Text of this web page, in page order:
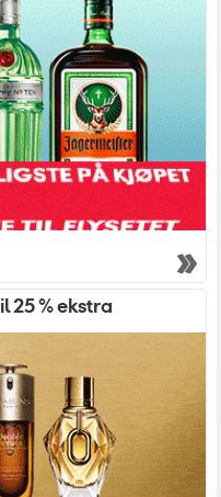
25 % ekstra